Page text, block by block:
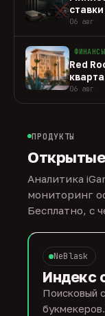
06 авг
ФИНАНСЫ
Red
06 авг
ПРОДУКТЫ
Аналитика
мониторинг
Бесплатно, с
NeBlask
Индекс
Поисковый